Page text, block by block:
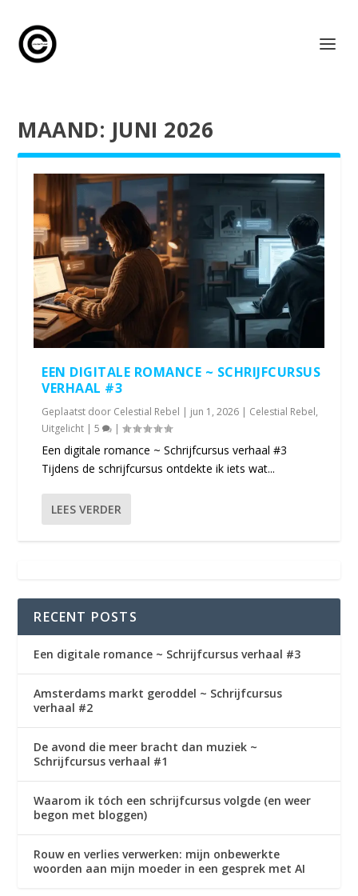
MAAND: JUNI 2026
EEN DIGITALE ROMANCE ~ SCHRIJFCURSUS
VERHAAL #3
Geplaatst door Celestial Rebel | jun 1, 2026 | Celestial Rebel,
Uitgelicht |5 |
Een digitale romance ~ Schrijfcursus verhaal #3
Tijdens de schrijfcursus ontdekte ik iets wat...
LEES VERDER
RECENT POSTS
Een digitale romance ~ Schrijfcursus verhaal #3
Amsterdams markt geroddel ~ Schrijfcursus
verhaal #2
De avond die meer bracht dan muziek ~
Schrijfcursus verhaal #1
Waarom ik tóch een schrijfcursus volgde (en weer
begon met bloggen)
Rouw en verlies verwerken: mijn onbewerkte
woorden aan mijn moeder in een gesprek met AI